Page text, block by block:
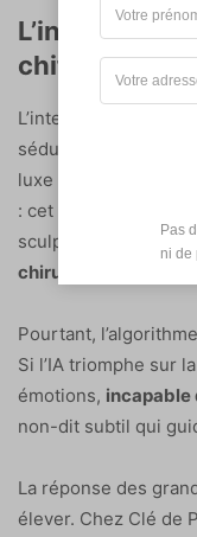
chiffres, un
L’intelligence
séduisante pour
luxe e-commerce
: cet assistant
sculpter une
chirurgicale
Pourtant,
Si l’IA triomphe sur
émotions, incapable
non-dit subtil qui
La réponse des
élever. Chez Clé de
Pas
ni de